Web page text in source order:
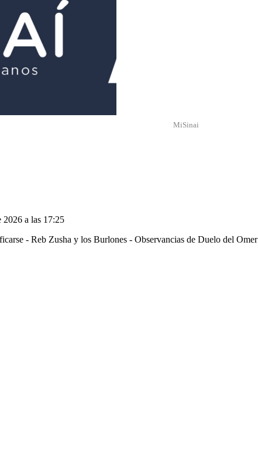
MiSinai
2026 a las 17:25
- Reb Zusha y los Burlones - Observancias de Duelo del Omer